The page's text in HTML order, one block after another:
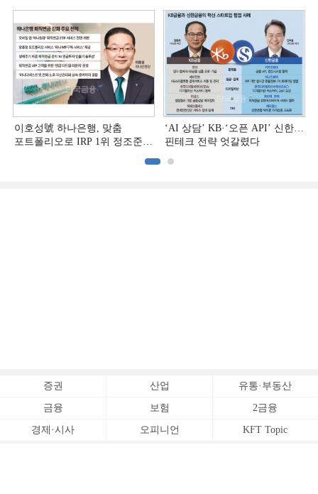
상반기 금융 리그테이블]
이호성號 하나은행, 맞춤
포트폴리오로 IRP 1위 정조준
‘AI 상담’ KB·‘오픈 API’ 신한…
핀테크 전략 엇갈렸다
증권 산업 유통·부동산
금융 보험 2금융
경제·시사 오피니언 KFT Topic